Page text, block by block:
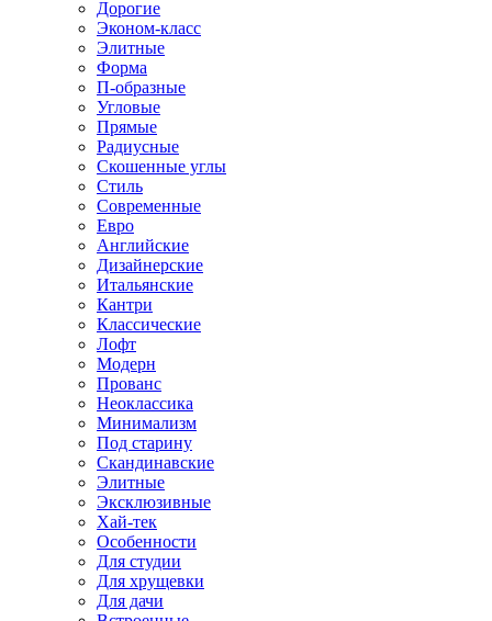
Дорогие
Эконом-класс
Элитные
Форма
П-образные
Угловые
Прямые
Радиусные
Скошенные углы
Стиль
Современные
Евро
Английские
Дизайнерские
Итальянские
Кантри
Классические
Лофт
Модерн
Прованс
Неоклассика
Минимализм
Под старину
Скандинавские
Элитные
Эксклюзивные
Хай-тек
Особенности
Для студии
Для хрущевки
Для дачи